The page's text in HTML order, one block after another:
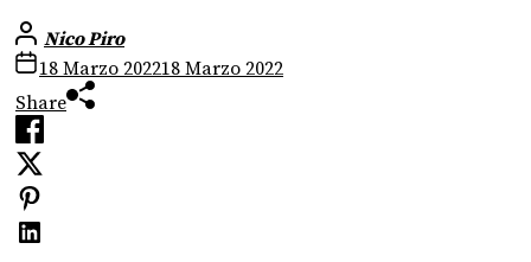
Nico Piro
18 Marzo 202218 Marzo 2022
Share